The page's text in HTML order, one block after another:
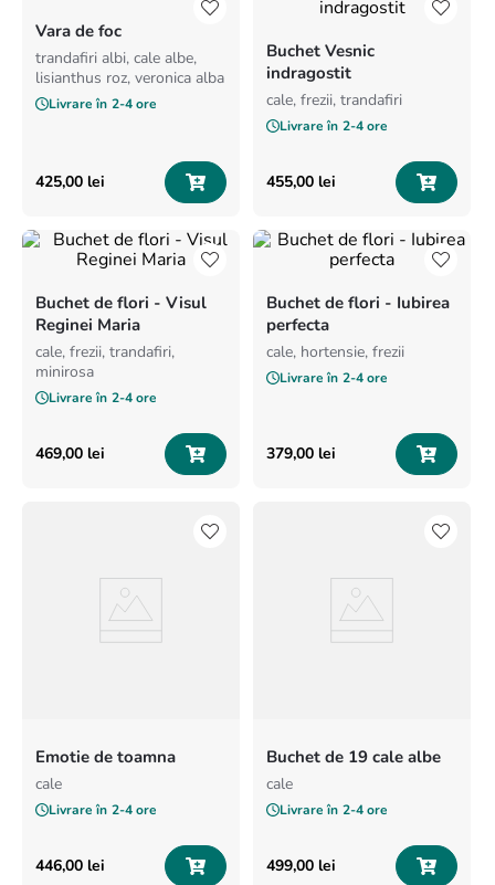
Vara de foc
trandafiri albi, cale albe,
lisianthus roz, veronica alba
Livrare în 2-4 ore
425,00 lei
Buchet Vesnic
indragostit
cale, frezii, trandafiri
Livrare în 2-4 ore
455,00 lei
Buchet de flori - Visul
Reginei Maria
cale, frezii, trandafiri,
minirosa
Livrare în 2-4 ore
469,00 lei
Buchet de flori - Iubirea
perfecta
cale, hortensie, frezii
Livrare în 2-4 ore
379,00 lei
Emotie de toamna
cale
Livrare în 2-4 ore
446,00 lei
Buchet de 19 cale albe
cale
Livrare în 2-4 ore
499,00 lei
crin